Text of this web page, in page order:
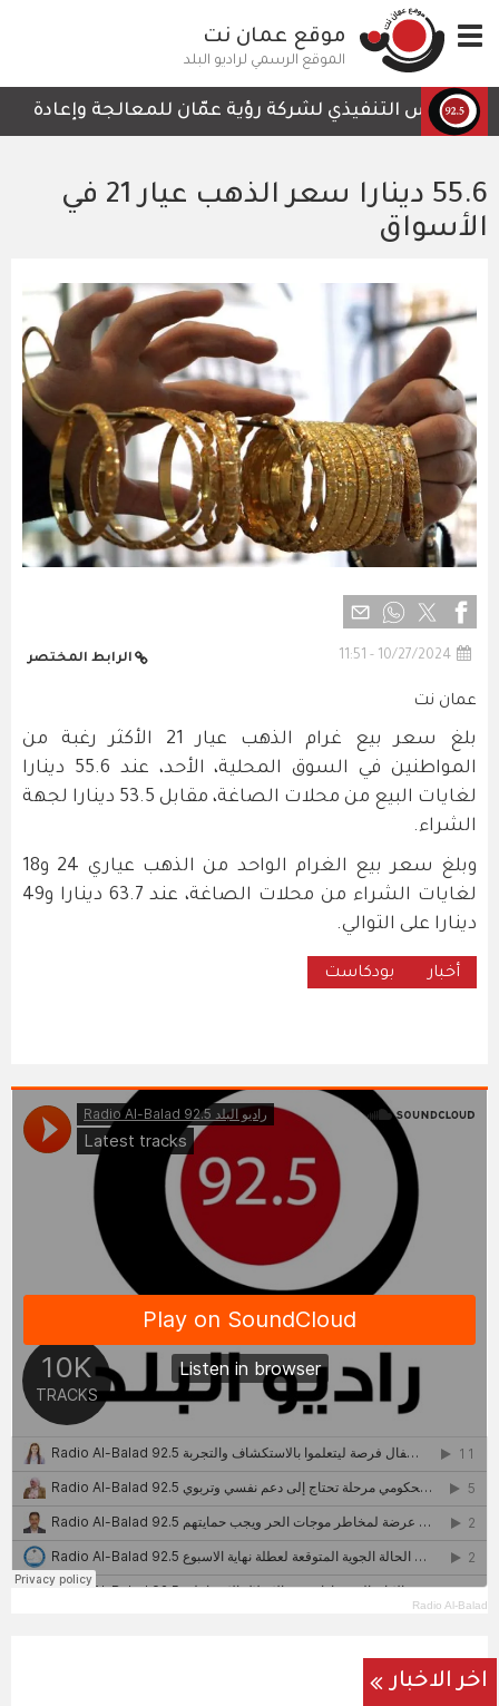
إلى
المحتوى
الرئيسي
Toggle
navigation
موقع عمان نت
الموقع الرسمي لراديو البلد
الرئيس التنفيذي لشركة رؤية عمّان للمعالجة وإعادة
55.6 دينارا سعر الذهب عيار 21 في
الأسواق
10/27/2024 - 11:51 الرابط المختصر
عمان نت
بلغ سعر بيع غرام الذهب عيار 21 الأكثر رغبة من
المواطنين في السوق المحلية، الأحد، عند 55.6 دينارا
لغايات البيع من محلات الصاغة، مقابل 53.5 دينارا لجهة
الشراء.
وبلغ سعر بيع الغرام الواحد من الذهب عياري 24 و18
لغايات الشراء من محلات الصاغة، عند 63.7 دينارا و49
دينارا على التوالي.
أخبار بودكاست
Radio Al-Balad
اخر الاخبار